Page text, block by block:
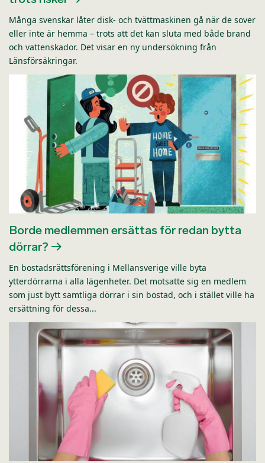
Många svenskar låter disk- och tvättmaskinen gå när de sover
eller inte är hemma – trots att det kan sluta med både brand
och vattenskador. Det visar en ny undersökning från
Länsförsäkringar.
Borde medlemmen ersättas för redan bytta
dörrar?
En bostadsrättsförening i Mellansverige ville byta
ytterdörrarna i alla lägenheter. Det motsatte sig en medlem
som just bytt samtliga dörrar i sin bostad, och i stället ville ha
ersättning för dessa...